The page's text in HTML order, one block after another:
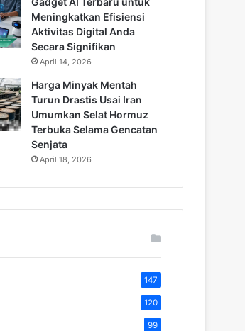
Meningkatkan Efisiensi
Aktivitas Digital Anda
Secara Signifikan
April 14, 2026
Harga Minyak Mentah
Turun Drastis Usai Iran
Umumkan Selat Hormuz
Terbuka Selama Gencatan
Senjata
April 18, 2026
147
120
99